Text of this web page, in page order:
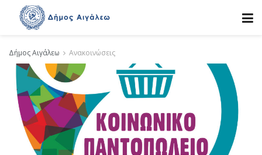
Δήμος Αιγάλεω Ανακοινώσεις